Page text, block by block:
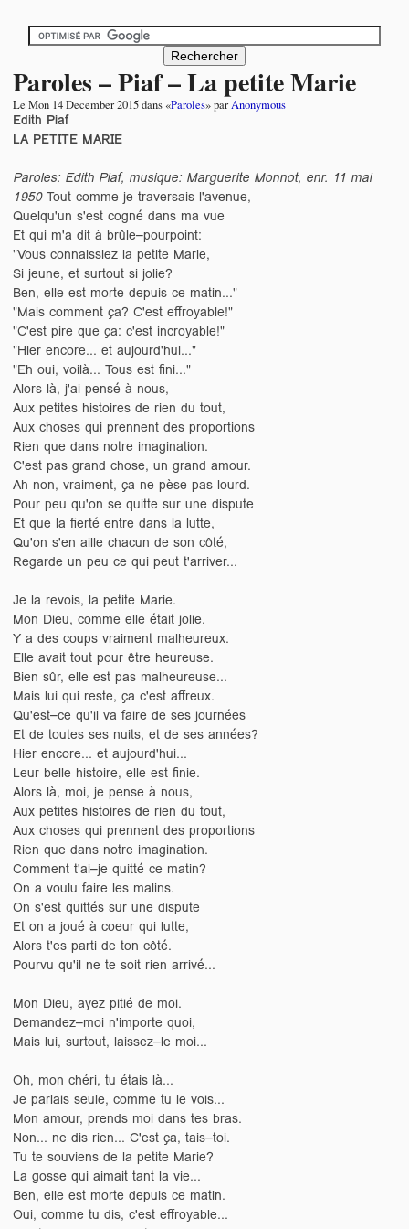
Paroles – Piaf – La petite Marie
Le Mon 14 December 2015dans «Paroles» parAnonymous
Edith Piaf
LA PETITE MARIE
Paroles: Edith Piaf, musique: Marguerite Monnot, enr. 11 mai
1950Tout comme je traversais l'avenue,
Quelqu'un s'est cogné dans ma vue
Et qui m'a dit à brûle–pourpoint:
"Vous connaissiez la petite Marie,
Si jeune, et surtout si jolie?
Ben, elle est morte depuis ce matin..."
"Mais comment ça? C'est effroyable!"
"C'est pire que ça: c'est incroyable!"
"Hier encore... et aujourd'hui..."
"Eh oui, voilà... Tous est fini..."
Alors là, j'ai pensé à nous,
Aux petites histoires de rien du tout,
Aux choses qui prennent des proportions
Rien que dans notre imagination.
C'est pas grand chose, un grand amour.
Ah non, vraiment, ça ne pèse pas lourd.
Pour peu qu'on se quitte sur une dispute
Et que la fierté entre dans la lutte,
Qu'on s'en aille chacun de son côté,
Regarde un peu ce qui peut t'arriver...
Je la revois, la petite Marie.
Mon Dieu, comme elle était jolie.
Y a des coups vraiment malheureux.
Elle avait tout pour être heureuse.
Bien sûr, elle est pas malheureuse...
Mais lui qui reste, ça c'est affreux.
Qu'est–ce qu'il va faire de ses journées
Et de toutes ses nuits, et de ses années?
Hier encore... et aujourd'hui...
Leur belle histoire, elle est finie.
Alors là, moi, je pense à nous,
Aux petites histoires de rien du tout,
Aux choses qui prennent des proportions
Rien que dans notre imagination.
Comment t'ai–je quitté ce matin?
On a voulu faire les malins.
On s'est quittés sur une dispute
Et on a joué à coeur qui lutte,
Alors t'es parti de ton côté.
Pourvu qu'il ne te soit rien arrivé...
Mon Dieu, ayez pitié de moi.
Demandez–moi n'importe quoi,
Mais lui, surtout, laissez–le moi...
Oh, mon chéri, tu étais là...
Je parlais seule, comme tu le vois...
Mon amour, prends moi dans tes bras.
Non... ne dis rien... C'est ça, tais–toi.
Tu te souviens de la petite Marie?
La gosse qui aimait tant la vie...
Ben, elle est morte depuis ce matin.
Oui, comme tu dis, c'est effroyable...